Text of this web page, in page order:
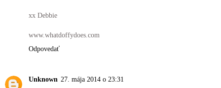
xx Debbie
www.whatdoffydoes.com
Odpovedať
Unknown 27. mája 2014 o 23:31